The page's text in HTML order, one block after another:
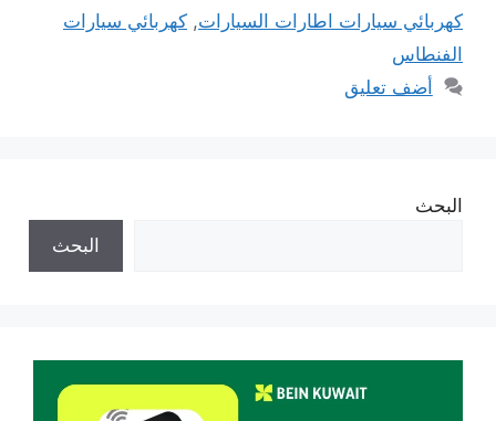
كهربائي سيارات اطارات السيارات, كهربائي سيارات
الفنطاس
أضف تعليق
البحث
البحث